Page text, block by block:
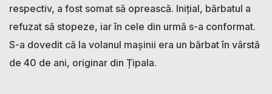
respectiv, a fost somat să oprească. Inițial, bărbatul a
refuzat să stopeze, iar în cele din urmă s-a conformat.
S-a dovedit că la volanul mașinii era un bărbat în vârstă
de 40 de ani, originar din Țipala.